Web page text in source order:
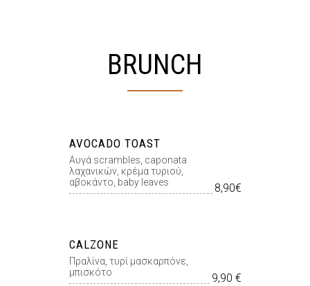
BRUNCH
AVOCADO TOAST
Αυγά scrambles, caponata
λαχανικών, κρέµα τυριού,
αβοκάντο, baby leaves
8,90€
CALZONE
Πραλίνα, τυρί µασκαρπόνε,
µπισκότο
9,90 €